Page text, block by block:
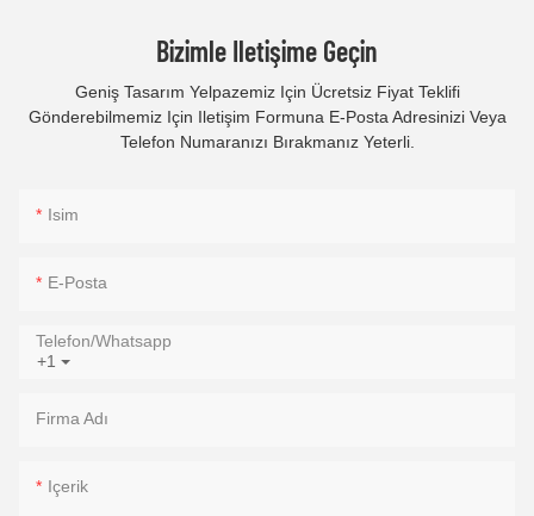
Bizimle Iletişime Geçin
Geniş Tasarım Yelpazemiz Için Ücretsiz Fiyat Teklifi
Gönderebilmemiz Için Iletişim Formuna E-Posta Adresinizi Veya
Telefon Numaranızı Bırakmanız Yeterli.
Isim
E-Posta
+1
Telefon/whatsapp
Firma Adı
Içerik